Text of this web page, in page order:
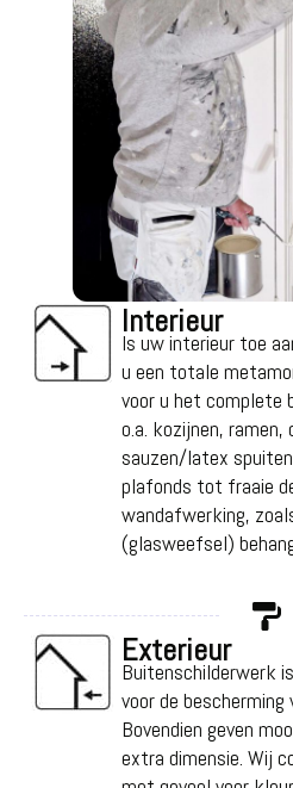
Interieur
Is uw interieur toe
u een totale
voor u het complete
o.a. kozijnen, ramen,
sauzen/latex
plafonds tot fraaie
wandafwerking,
(glasweefsel)
Exterieur
Buitenschilderwerk
voor de
Bovendien geven
extra dimensie. Wij